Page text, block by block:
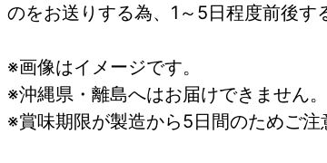
のをお送りする為、1～5日程度前後す
※画像はイメージです。
※沖縄県・離島へはお届けできません。
※賞味期限が製造から5日間のためご注